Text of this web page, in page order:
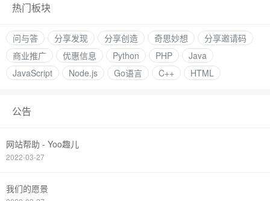
热门板块
问与答 分享发现 分享创造 奇思妙想
分享邀请码
商业推广
优惠信息 Python PHP
Java
JavaScript
Node.js Go语言 C++ HTML
公告
网站帮助 - Yoo趣儿
2022-03-27
我们的愿景